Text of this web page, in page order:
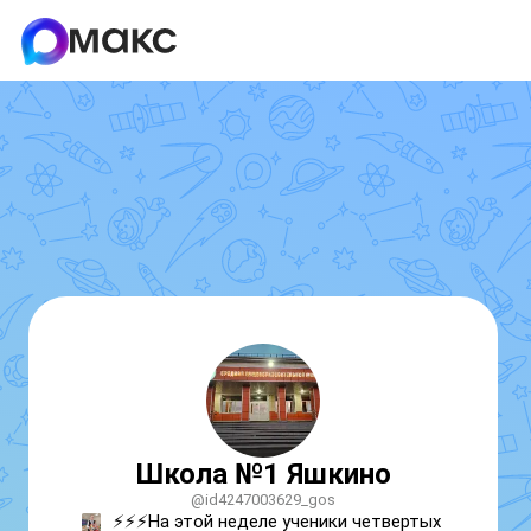
Школа №1 Яшкино
@id4247003629_gos
⚡️⚡️⚡️На этой неделе ученики четвертых